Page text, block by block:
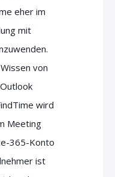
eher im
mit
von
wird
Meeting
365-Konto
ist